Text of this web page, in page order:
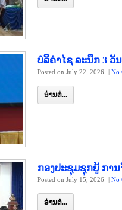
ບໍລິຄຳໄຊ ລະນຶກ 3 ວັ
Posted on July 22, 2026 | No
ອ່ານຕໍ່...
ກອງປະຊຸມຊຸກຍູ້ ການ
Posted on July 15, 2026 | No
ອ່ານຕໍ່...